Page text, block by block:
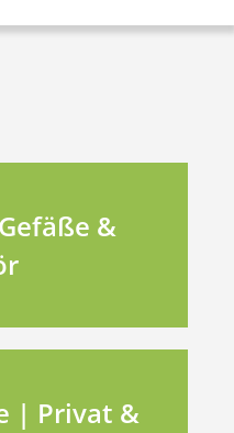
&
| Privat &